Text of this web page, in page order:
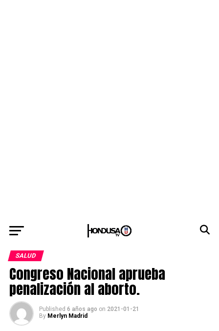
SALUD
Congreso Nacional aprueba
penalización al aborto.
Published 6 años ago on 2021-01-21
By Merlyn Madrid